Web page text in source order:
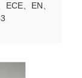
、EN、